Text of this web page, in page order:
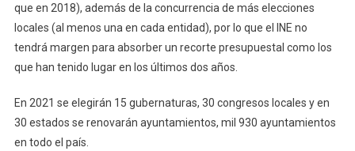
que en 2018), además de la concurrencia de más elecciones
locales (al menos una en cada entidad), por lo que el INE no
tendrá margen para absorber un recorte presupuestal como los
que han tenido lugar en los últimos dos años.
En 2021 se elegirán 15 gubernaturas, 30 congresos locales y en
30 estados se renovarán ayuntamientos, mil 930 ayuntamientos
en todo el país.